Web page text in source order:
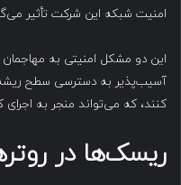
امنیت شبکه این شرکت تأثیر
این دو مشکل امنیتی به مهاجمان
کنند، که می‌تواند منجر به اجرای
ریسک‌ها در